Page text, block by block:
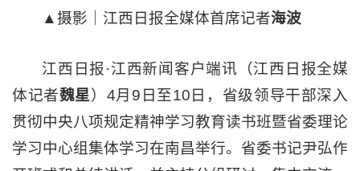
▲摄影｜江西日报全媒体首席记者海波
江西日报·江西新闻客户端讯（江西日报全媒
体记者魏星 ）4月9日至10日，省级领导干部深入
贯彻中央八项规定精神学习教育读书班暨省委理论
学习中心组集体学习在南昌举行。省委书记尹弘作